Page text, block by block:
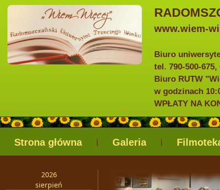
www.wiem-
Biuro
tel. 790-500-675,
Biuro RUTW
w godzinach
WPŁATY NA
Strona główna Galeria
2026
sierpień